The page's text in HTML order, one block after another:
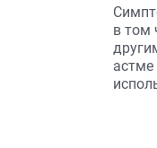
в том
астме